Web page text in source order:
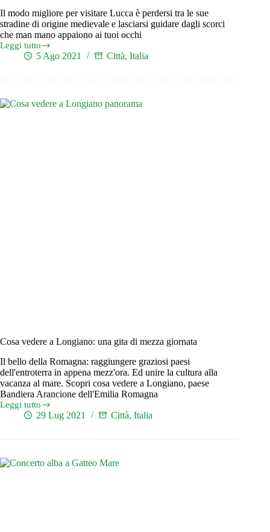
Il modo migliore per visitare Lucca è perdersi tra le sue
stradine di origine medievale e lasciarsi guidare dagli scorci
che man mano appaiono ai tuoi occhi
Leggi tutto
Visitare
Lucca:
tuffo
Medioevo
per
5 Ago 2021 Città, Italia
Cosa vedere a Longiano: una gita di mezza giornata
Il bello della Romagna: raggiungere graziosi paesi
dell'entroterra in appena mezz'ora. Ed unire la cultura alla
vacanza al mare. Scopri cosa vedere a Longiano, paese
Bandiera Arancione dell'Emilia Romagna
Leggi tutto
Cosa
vedere
Longiano:
gita
di
29 Lug 2021 Città, Italia